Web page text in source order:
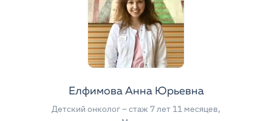
Елфимова Анна Юрьевна
Детский онколог– стаж 7 лет 11 месяцев,